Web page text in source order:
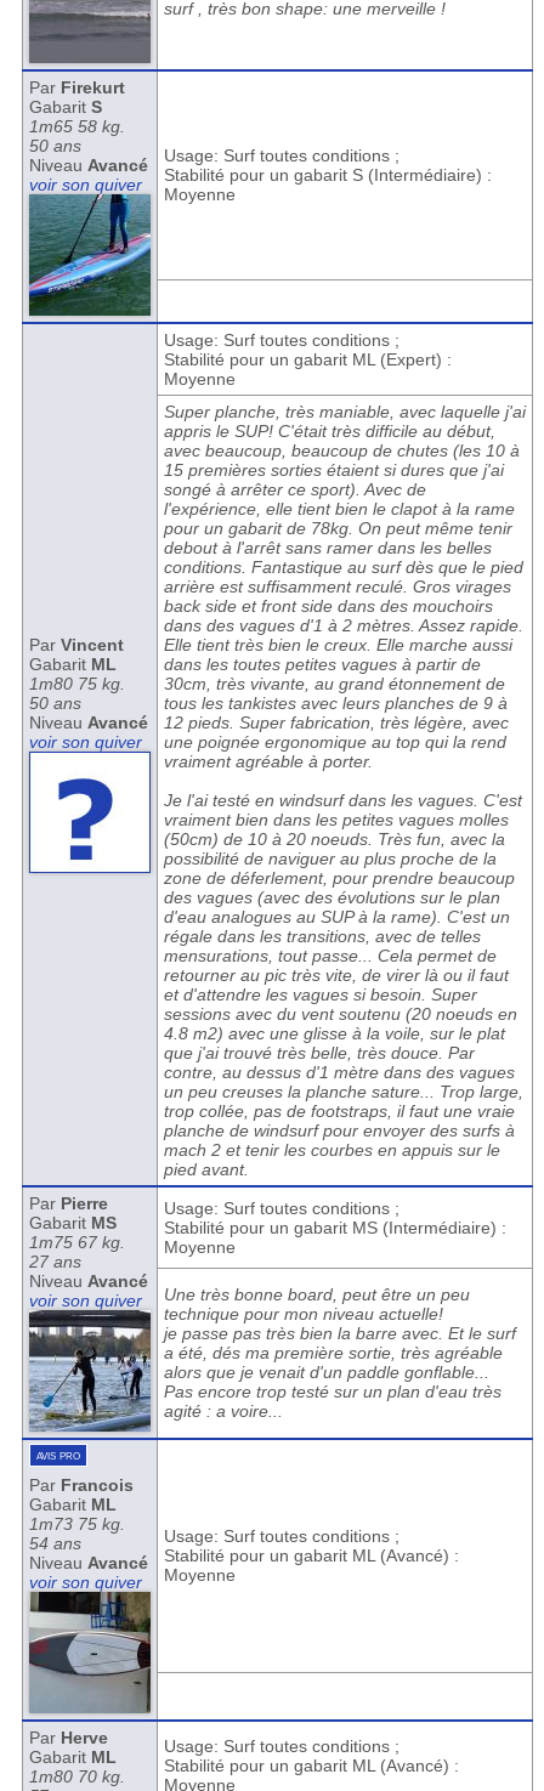
surf , très bon shape: une merveille !
Par Firekurt
Gabarit S
1m65 58 kg.
50 ans
Niveau Avancé
voir son quiver
Usage: Surf toutes conditions ;
Stabilité pour un gabarit S (Intermédiaire) :
Moyenne
Par Vincent
Gabarit ML
1m80 75 kg.
50 ans
Niveau Avancé
voir son quiver
Usage: Surf toutes conditions ;
Stabilité pour un gabarit ML (Expert) :
Moyenne
Super planche, très maniable, avec laquelle j'ai
appris le SUP! C'était très difficile au début,
avec beaucoup, beaucoup de chutes (les 10 à
15 premières sorties étaient si dures que j'ai
songé à arrêter ce sport). Avec de
l'expérience, elle tient bien le clapot à la rame
pour un gabarit de 78kg. On peut même tenir
debout à l'arrêt sans ramer dans les belles
conditions. Fantastique au surf dès que le pied
arrière est suffisamment reculé. Gros virages
back side et front side dans des mouchoirs
dans des vagues d'1 à 2 mètres. Assez rapide.
Elle tient très bien le creux. Elle marche aussi
dans les toutes petites vagues à partir de
30cm, très vivante, au grand étonnement de
tous les tankistes avec leurs planches de 9 à
12 pieds. Super fabrication, très légère, avec
une poignée ergonomique au top qui la rend
vraiment agréable à porter.
Je l'ai testé en windsurf dans les vagues. C'est
vraiment bien dans les petites vagues molles
(50cm) de 10 à 20 noeuds. Très fun, avec la
possibilité de naviguer au plus proche de la
zone de déferlement, pour prendre beaucoup
des vagues (avec des évolutions sur le plan
d'eau analogues au SUP à la rame). C'est un
régale dans les transitions, avec de telles
mensurations, tout passe... Cela permet de
retourner au pic très vite, de virer là ou il faut
et d'attendre les vagues si besoin. Super
sessions avec du vent soutenu (20 noeuds en
4.8 m2) avec une glisse à la voile, sur le plat
que j'ai trouvé très belle, très douce. Par
contre, au dessus d'1 mètre dans des vagues
un peu creuses la planche sature... Trop large,
trop collée, pas de footstraps, il faut une vraie
planche de windsurf pour envoyer des surfs à
mach 2 et tenir les courbes en appuis sur le
pied avant.
Par Pierre
Gabarit MS
1m75 67 kg.
27 ans
Niveau Avancé
voir son quiver
Usage: Surf toutes conditions ;
Stabilité pour un gabarit MS (Intermédiaire) :
Moyenne
Une très bonne board, peut être un peu
technique pour mon niveau actuelle!
je passe pas très bien la barre avec. Et le surf
a été, dés ma première sortie, très agréable
alors que je venait d'un paddle gonflable...
Pas encore trop testé sur un plan d'eau très
agité : a voire...
avis pro
Par Francois
Gabarit ML
1m73 75 kg.
54 ans
Niveau Avancé
voir son quiver
Usage: Surf toutes conditions ;
Stabilité pour un gabarit ML (Avancé) :
Moyenne
Par Herve
Gabarit ML
1m80 70 kg.
Usage: Surf toutes conditions ;
Stabilité pour un gabarit ML (Avancé) :
Moyenne